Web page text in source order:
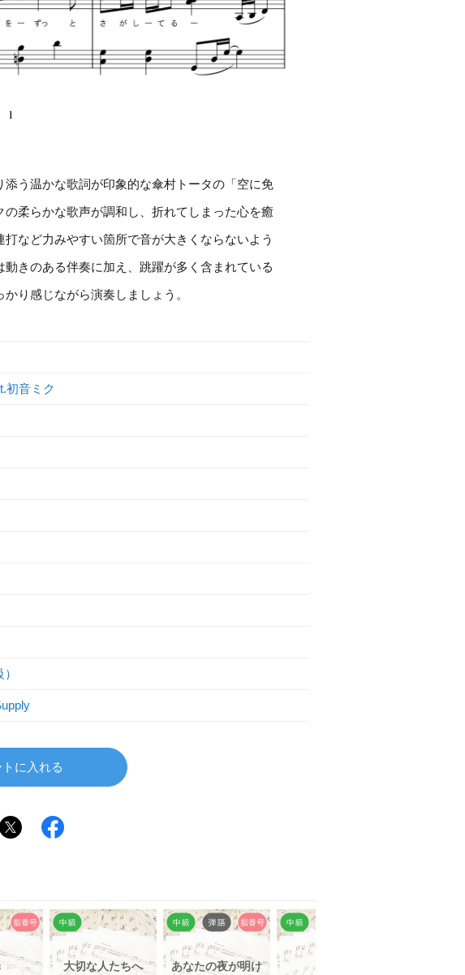
う温かな歌詞が印象的な傘村トータの「空に免
柔らかな歌声が調和し、折れてしまった心を癒
など力みやすい箇所で音が大きくならないよう
きのある伴奏に加え、跳躍が多く含まれている
り感じながら演奏しましょう。
初音ミク
トに入れる
大切な人たちへ
あなたの夜が明け